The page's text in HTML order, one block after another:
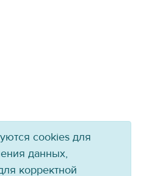
cookies для
данных,
корректной